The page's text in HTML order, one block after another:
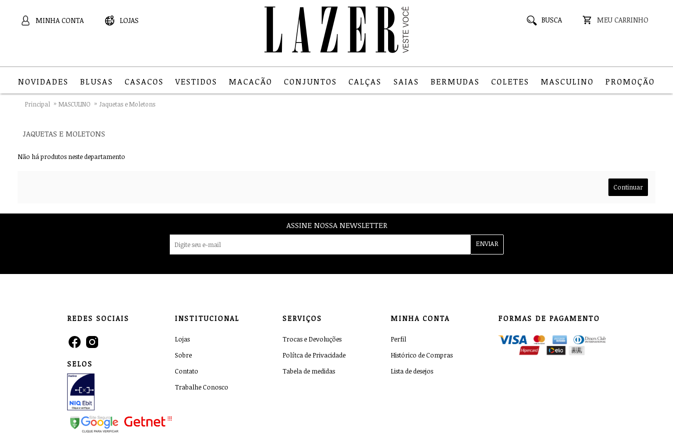
MINHA CONTA LOJAS BUSCA MEU CARRINHO
NOVIDADES BLUSAS CASACOS VESTIDOS MACACÃO CONJUNTOS CALÇAS SAIAS BERMUDAS COLETES MASCULINO PROMOÇÃO
Principal MASCULINO Jaquetas e Moletons
JAQUETAS E MOLETONS
Não há produtos neste departamento
Continuar
ASSINE NOSSA NEWSLETTER
ENVIAR
REDES SOCIAIS
SELOS
INSTITUCIONAL
Lojas
Sobre
Contato
Trabalhe Conosco
SERVIÇOS
Trocas e Devoluções
Polítca de Privacidade
Tabela de medidas
MINHA CONTA
Perfil
Histórico de Compras
Lista de desejos
FORMAS DE PAGAMENTO